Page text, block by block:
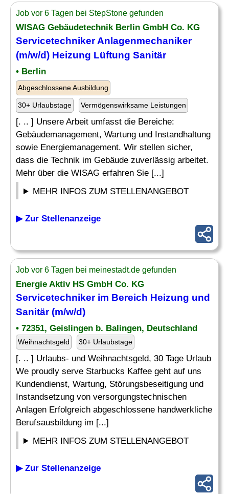
Job vor 6 Tagen bei StepStone gefunden
WISAG Gebäudetechnik Berlin GmbH Co. KG
ServicetechnikerAnlagenmechaniker
(m/w/d) Heizung Lüftung Sanitär
• Berlin
Abgeschlossene Ausbildung
30+ Urlaubstage Vermögenswirksame Leistungen
[. .. ] Unsere Arbeit umfasst die Bereiche:
Gebäudemanagement, Wartung und Instandhaltung
sowie Energiemanagement. Wir stellen sicher,
dass die Technik im Gebäude zuverlässig arbeitet.
Mehr über die WISAG erfahren Sie [...]
MEHR INFOS ZUM STELLENANGEBOT
▶ Zur Stellenanzeige
Job vor 6 Tagen bei meinestadt.de gefunden
Energie Aktiv HS GmbH Co. KG
Servicetechnikerim Bereich Heizung und
Sanitär(m/w/d)
• 72351, Geislingen b. Balingen, Deutschland
Weihnachtsgeld 30+ Urlaubstage
[. .. ] Urlaubs- und Weihnachtsgeld, 30 Tage Urlaub
We proudly serve Starbucks Kaffee geht auf uns
Kundendienst, Wartung, Störungsbeseitigung und
Instandsetzung von versorgungstechnischen
Anlagen Erfolgreich abgeschlossene handwerkliche
Berufsausbildung im [...]
MEHR INFOS ZUM STELLENANGEBOT
▶ Zur Stellenanzeige